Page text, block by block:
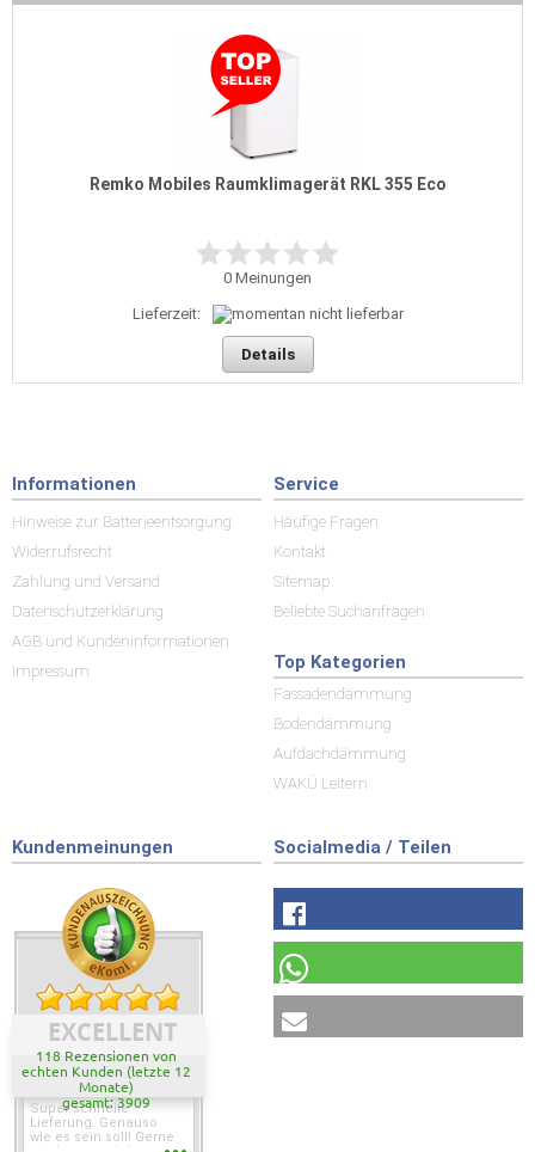
Remko Mobiles Raumklimagerät RKL 355 Eco
0 Meinungen
Lieferzeit:
Details
Informationen
Hinweise zur Batterieentsorgung
Widerrufsrecht
Zahlung und Versand
Datenschutzerklärung
AGB und Kundeninformationen
Impressum
Service
Häufige Fragen
Kontakt
Sitemap
Beliebte Suchanfragen
Top Kategorien
Fassadendämmung
Bodendämmung
Aufdachdämmung
WAKÜ Leitern
Kundenmeinungen
EXCELLENT
118 Rezensionen von
echten Kunden (letzte 12
Monate)
gesamt: 3909
Super schnelle
Lieferung. Genauso
wie es sein soll! Gerne
Socialmedia / Teilen